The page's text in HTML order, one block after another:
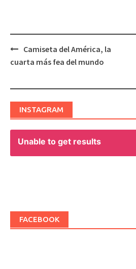
Post
Camiseta del América, la
cuarta más fea del mundo
INSTAGRAM
Unable to get results
FACEBOOK